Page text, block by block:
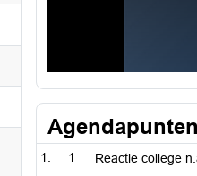
Agendapunten
1 Reactie college